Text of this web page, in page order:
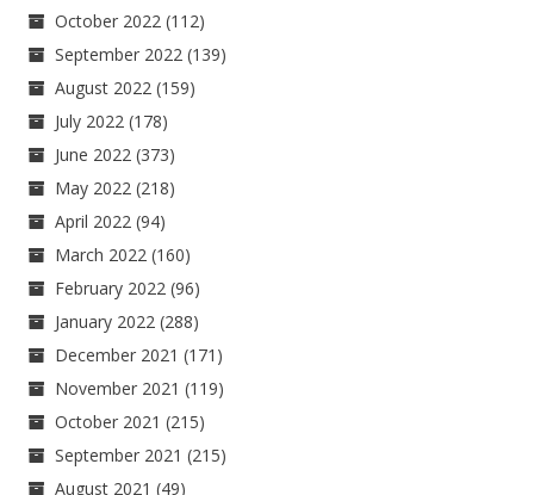
October 2022 (112)
September 2022 (139)
August 2022 (159)
July 2022 (178)
June 2022 (373)
May 2022 (218)
April 2022 (94)
March 2022 (160)
February 2022 (96)
January 2022 (288)
December 2021 (171)
November 2021 (119)
October 2021 (215)
September 2021 (215)
August 2021 (49)